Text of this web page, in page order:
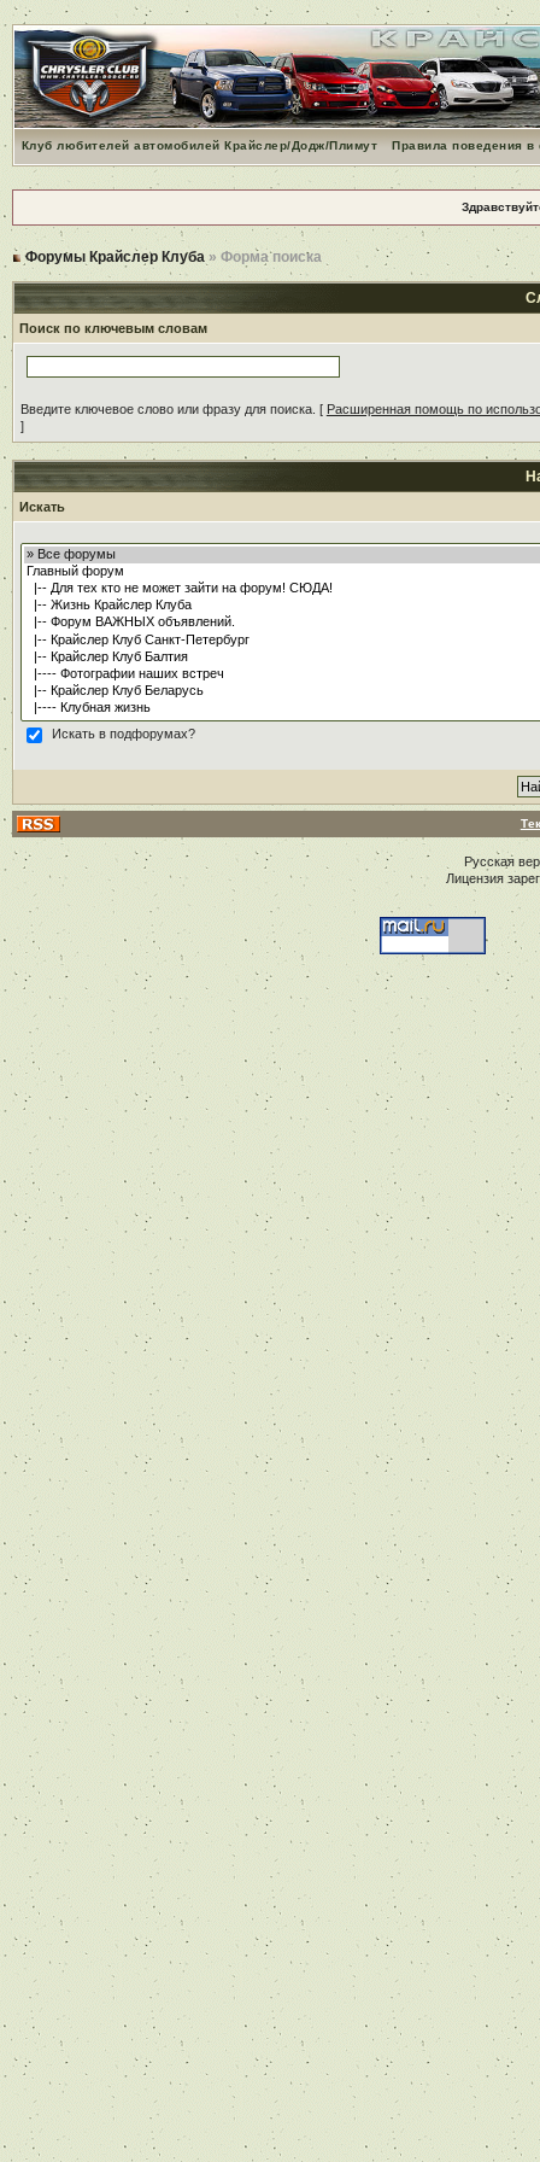
Клуб любителей автомобилей Крайслер/Додж/Плимут Правила поведения
Форумы Крайслер Клуба » Форма поиска
Поиск по ключевым словам
Введите ключевое слово или фразу для поиска. [ Расширенная помощь по
]
Искать
Искать в подфорумах?
Русская
Лицензия